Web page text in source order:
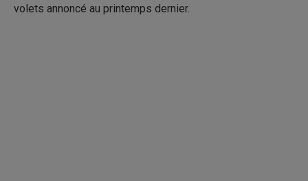
volets annoncé au printemps dernier.